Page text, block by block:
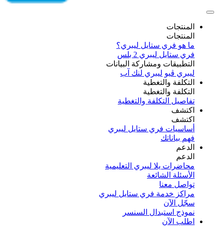
المنتجات
المنتجات
ما هو فري ستايل ليبري؟
فري ستايل ليبري 2 بلس​
التطبيقات ومشاركة البيانات
ليبري ڤيو ليبري لنك آب
التكلفة والتغطية
التكلفة والتغطية
تفاصيل التكلفة والتغطية
اكتشف​
اكتشف​
أساسيات فري ستايل ليبري
فهم بياناتك
الدعم
الدعم
محاضرات يلا ليبري التعليمية
الأسئلة الشائعة
تواصل معنا
مراكز خدمة فري ستايل ليبري
سجّل الآن​
نموذج استبدال السنسر
اطلب الآن